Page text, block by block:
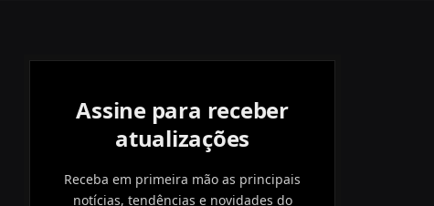
Assine para receber
atualizações
Receba em primeira mão as principais
notícias, tendências e novidades do